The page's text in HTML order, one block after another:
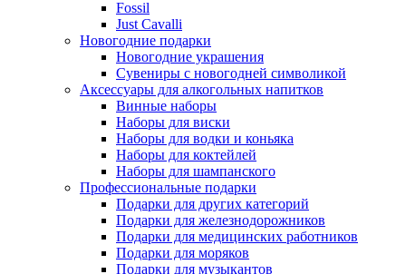
Fossil
Just Cavalli
Новогодние подарки
Новогодние украшения
Сувениры с новогодней символикой
Аксессуары для алкогольных напитков
Винные наборы
Наборы для виски
Наборы для водки и коньяка
Наборы для коктейлей
Наборы для шампанского
Профессиональные подарки
Подарки для других категорий
Подарки для железнодорожников
Подарки для медицинских работников
Подарки для моряков
Подарки для музыкантов